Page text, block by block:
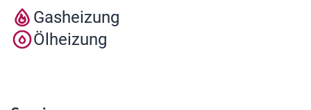
Gasheizung
Ölheizung